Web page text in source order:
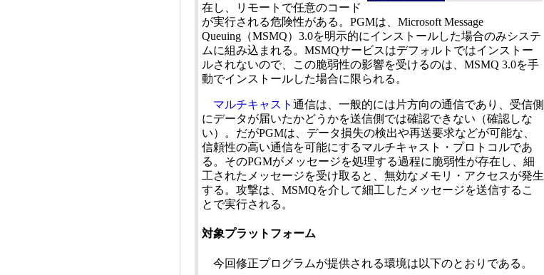
在し、リモートで任意のコード
が実行される危険性がある。PGMは、Microsoft Message
Queuing（MSMQ）3.0を明示的にインストールした場合のみシステ
ムに組み込まれる。MSMQサービスはデフォルトではインストー
ルされないので、この脆弱性の影響を受けるのは、MSMQ 3.0を手
動でインストールした場合に限られる。
マルチキャスト 通信は、一般的には片方向の通信であり、受信側
にデータが届いたかどうかを送信側では確認できない（確認しな
い）。だがPGMは、データ損失の検出や再送要求などが可能な、
信頼性の高い通信を可能にするマルチキャスト・プロトコルであ
る。そのPGMがメッセージを処理する過程に脆弱性が存在し、細
工されたメッセージを受け取ると、無効なメモリ・アクセスが発生
する。攻撃は、MSMQを介して細工したメッセージを送信するこ
とで実行される。
対象プラットフォーム
今回修正プログラムが提供される環境は以下のとおりである。